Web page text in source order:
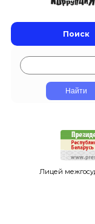
Поиск
Лицей